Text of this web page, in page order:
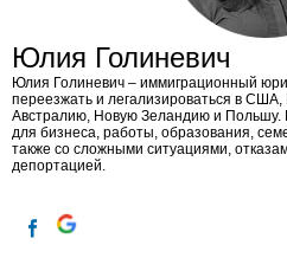
Юлия Голиневич
Юлия Голиневич​ – иммиграционный
переезжать и легализироваться в США,
Австралию, Новую Зеландию и Польшу.
для бизнеса, работы, образования,
также со сложными ситуациями,
депортацией.